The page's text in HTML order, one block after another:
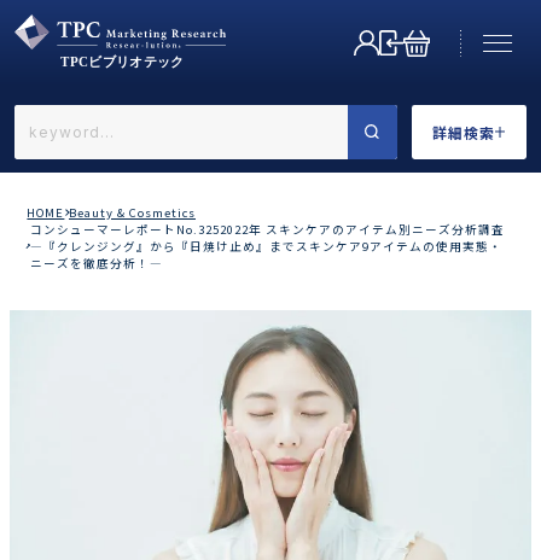
詳細検索
←戻る
HOME Beauty & Cosmetics
コンシューマーレポートNo.3252022年 スキンケアのアイテム別ニーズ分析調査
―『クレンジング』から『日焼け止め』までスキンケア9アイテムの使用実態・
ニーズを徹底分析！―